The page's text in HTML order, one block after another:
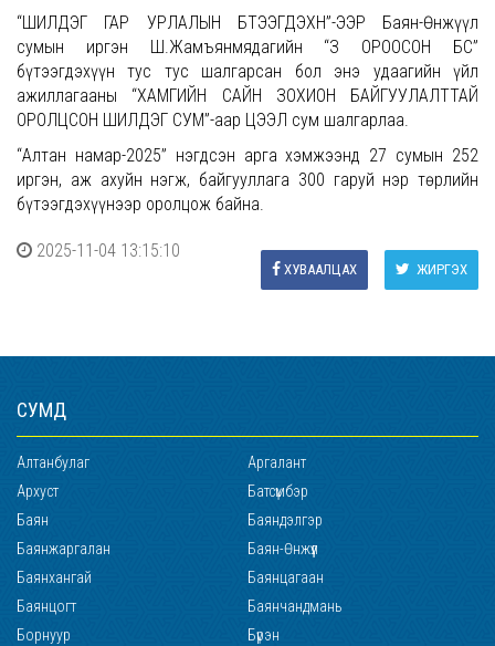
“ШИЛДЭГ ГАР УРЛАЛЫН БҮТЭЭГДЭХҮҮН”-ЭЭР Баян-Өнжүүл
сумын иргэн Ш.Жамъянмядагийн “ЗҮҮ ОРООСОН БҮС”
бүтээгдэхүүн тус тус шалгарсан бол энэ удаагийн үйл
ажиллагааны “ХАМГИЙН САЙН ЗОХИОН БАЙГУУЛАЛТТАЙ
ОРОЛЦСОН ШИЛДЭГ СУМ”-аар ЦЭЭЛ сум шалгарлаа.
“Алтан намар-2025” нэгдсэн арга хэмжээнд 27 сумын 252
иргэн, аж ахуйн нэгж, байгууллага 300 гаруй нэр төрлийн
бүтээгдэхүүнээр оролцож байна.
2025-11-04 13:15:10
ЖИРГЭХ
ХУВААЛЦАХ
СУМД
Алтанбулаг
Аргалант
Архуст
Батсүмбэр
Баян
Баяндэлгэр
Баянжаргалан
Баян-Өнжүүл
Баянхангай
Баянцагаан
Баянцогт
Баянчандмань
Борнуур
Бүрэн